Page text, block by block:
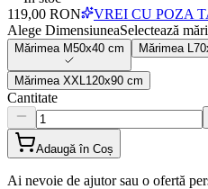
119,00 RON
VREI CU POZA
Alege DimensiuneaSelectează
Mărimea M50x40 cm Mărimea
Mărimea XXL 120x90 cm
Cantitate
Adaugă în Coș
Ai nevoie de ajutor sau o ofertă